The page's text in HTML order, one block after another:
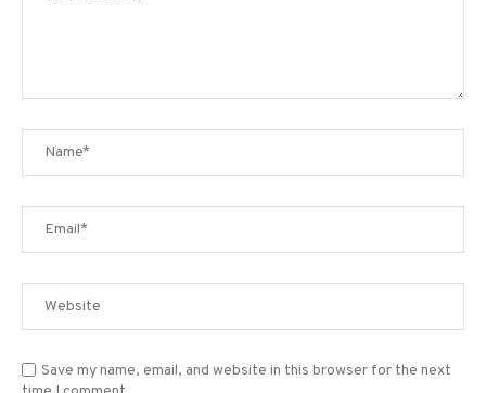
Save my name, email, and website in this browser for the next
time I comment.